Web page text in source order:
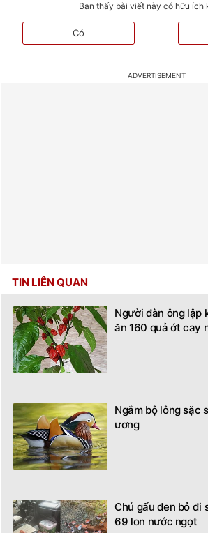
Bạn thấy bài viết này có hữu ích
Có
TIN LIÊN QUAN
Người đàn ông lập
ăn 160 quả ớt cay
Ngắm bộ lông sặc
ương
Chú gấu đen bỏ đi
69 lon nước ngọt